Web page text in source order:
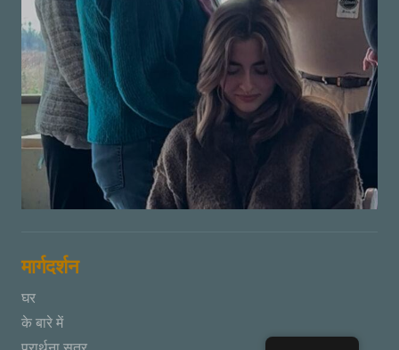
मार्गदर्शन
घर
के बारे में